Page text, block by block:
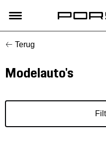
Lifestyle
Auto Accessoires
Terug
Modelauto's